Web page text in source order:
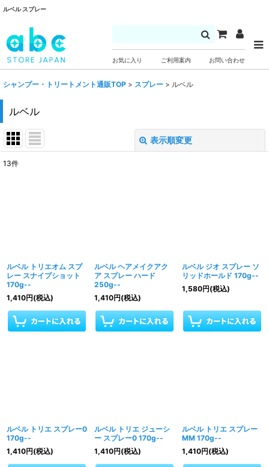
ルベル スプレー
お気に入り ご利用案内 お問い合わせ
シャンプー・トリートメント通販TOP > スプレー > ルベル
ルベル
表示順変更
13件
ルベル トリエオム スプ
レー スナイプショット
170g--
1,410円(税込)
ルベル ヘアメイクアク
ア スプレー ハード
250g--
1,410円(税込)
ルベル ジオ スプレー ソ
リッドホールド 170g--
1,580円(税込)
ルベル トリエ スプレー0
170g--
1,410円(税込)
ルベル トリエ ジューシ
ー スプレー0 170g--
1,410円(税込)
ルベル トリエ スプレー
MM 170g--
1,410円(税込)